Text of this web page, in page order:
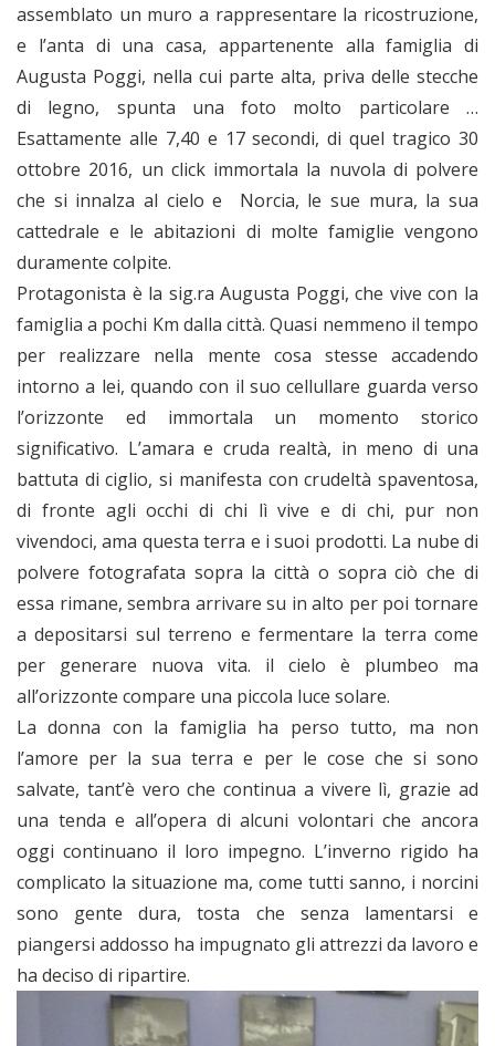
assemblato un muro a rappresentare la ricostruzione,
e l’anta di una casa, appartenente alla famiglia di
Augusta Poggi, nella cui parte alta, priva delle stecche
di legno, spunta una foto molto particolare …
Esattamente alle 7,40 e 17 secondi, di quel tragico 30
ottobre 2016, un click immortala la nuvola di polvere
che si innalza al cielo e Norcia, le sue mura, la sua
cattedrale e le abitazioni di molte famiglie vengono
duramente colpite.
Protagonista è la sig.ra Augusta Poggi, che vive con la
famiglia a pochi Km dalla città. Quasi nemmeno il tempo
per realizzare nella mente cosa stesse accadendo
intorno a lei, quando con il suo cellullare guarda verso
l’orizzonte ed immortala un momento storico
significativo. L’amara e cruda realtà, in meno di una
battuta di ciglio, si manifesta con crudeltà spaventosa,
di fronte agli occhi di chi lì vive e di chi, pur non
vivendoci, ama questa terra e i suoi prodotti. La nube di
polvere fotografata sopra la città o sopra ciò che di
essa rimane, sembra arrivare su in alto per poi tornare
a depositarsi sul terreno e fermentare la terra come
per generare nuova vita. il cielo è plumbeo ma
all’orizzonte compare una piccola luce solare.
La donna con la famiglia ha perso tutto, ma non
l’amore per la sua terra e per le cose che si sono
salvate, tant’è vero che continua a vivere lì, grazie ad
una tenda e all’opera di alcuni volontari che ancora
oggi continuano il loro impegno. L’inverno rigido ha
complicato la situazione ma, come tutti sanno, i norcini
sono gente dura, tosta che senza lamentarsi e
piangersi addosso ha impugnato gli attrezzi da lavoro e
ha deciso di ripartire.